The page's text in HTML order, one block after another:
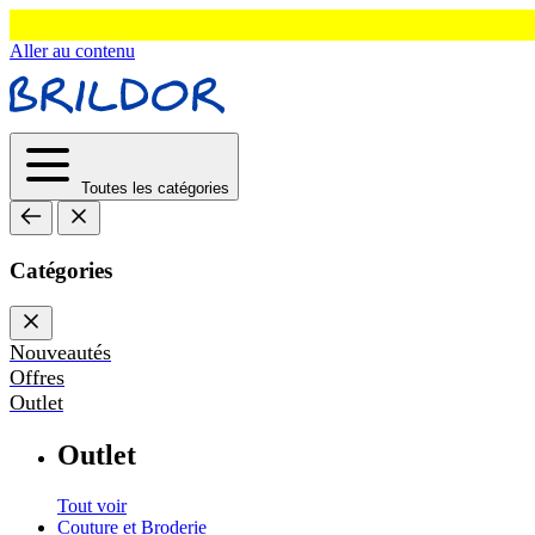
Aller au contenu
Toutes les catégories
Catégories
Nouveautés
Offres
Outlet
Outlet
Tout voir
Couture et Broderie